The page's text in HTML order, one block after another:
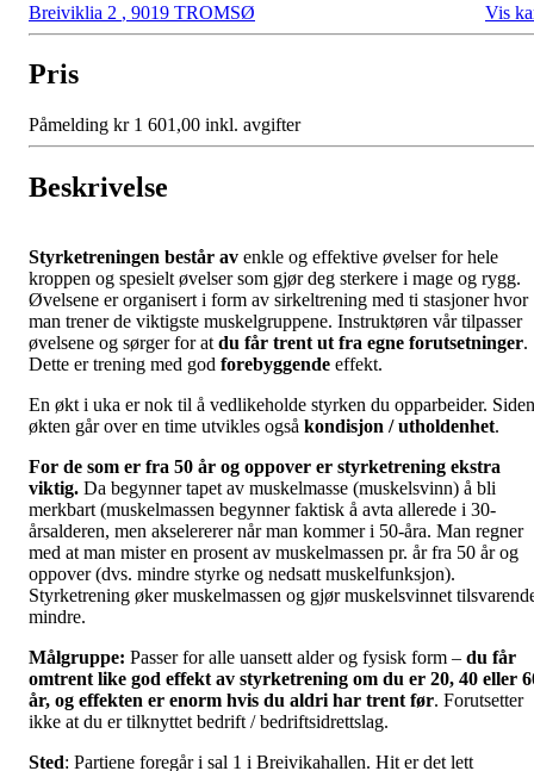
Breiviklia 2 , 9019 TROMSØ Vis
Pris
Påmelding kr 1 601,00 inkl. avgifter
Beskrivelse
Styrketreningen består av enkle og effektive øvelser for hele
kroppen og spesielt øvelser som gjør deg sterkere i mage og rygg.
Øvelsene er organisert i form av sirkeltrening med ti stasjoner hvor
man trener de viktigste muskelgruppene. Instruktøren vår tilpasser
øvelsene og sørger for at du får trent ut fra egne forutsetninger.
Dette er trening med god forebyggende effekt.
En økt i uka er nok til å vedlikeholde styrken du opparbeider. Siden
økten går over en time utvikles også kondisjon / utholdenhet.
For de som er fra 50 år og oppover er styrketrening ekstra
viktig. Da begynner tapet av muskelmasse (muskelsvinn) å bli
merkbart (muskelmassen begynner faktisk å avta allerede i 30-
årsalderen, men akselererer når man kommer i 50-åra. Man regner
med at man mister en prosent av muskelmassen pr. år fra 50 år og
oppover (dvs. mindre styrke og nedsatt muskelfunksjon).
Styrketrening øker muskelmassen og gjør muskelsvinnet
mindre.
Målgruppe: Passer for alle uansett alder og fysisk form – du får
omtrent like god effekt av styrketrening om du er 20, 40 eller
år, og effekten er enorm hvis du aldri har trent før. Forutsetter
ikke at du er tilknyttet bedrift / bedriftsidrettslag.
Sted: Partiene foregår i sal 1 i Breivikahallen. Hit er det lett